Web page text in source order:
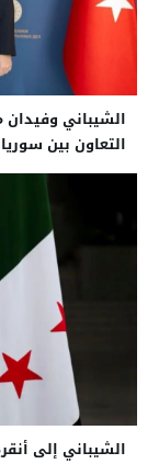
الشيباني وفيدان
التعاون بين
الشيباني إلى